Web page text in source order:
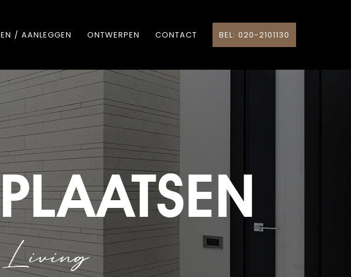
/ AANLEGGEN ONTWERPEN CONTACT BEL: 020-2101130